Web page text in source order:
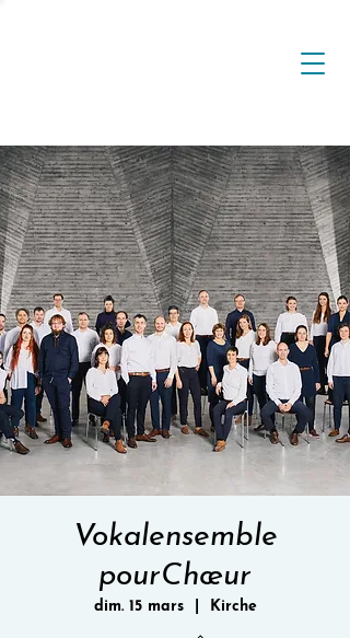
Vokalensemble
pourChœur
dim. 15 mars
  |
Kirche